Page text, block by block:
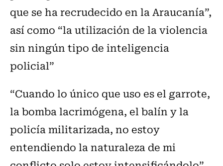
que se ha recrudecido en la Araucanía”,
así como “la utilización de la violencia
sin ningún tipo de inteligencia
policial”
“Cuando lo único que uso es el garrote,
la bomba lacrimógena, el balín y la
policía militarizada, no estoy
entendiendo la naturaleza de mi